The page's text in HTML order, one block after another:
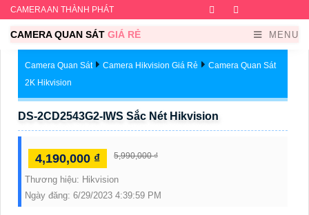
CAMERA AN THÀNH PHÁT Facebook
CAMERA QUAN SÁT GIÁ RẺ MENU
Camera Quan Sát Camera Hikvision Giá Rẻ
Camera Quan Sát
2K Hikvision
DS-2CD2543G2-IWS Sắc Nét Hikvision
4,190,000 ₫ 5,990,000 ₫
Thương hiệu: Hikvision
Ngày đăng: 6/29/2023 4:39:59 PM